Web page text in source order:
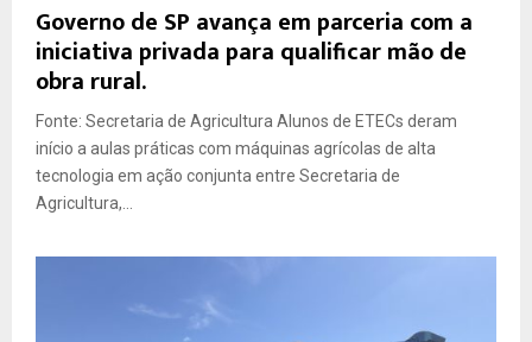
Governo de SP avança em parceria com a
iniciativa privada para qualificar mão de
obra rural.
Fonte: Secretaria de Agricultura Alunos de ETECs deram
início a aulas práticas com máquinas agrícolas de alta
tecnologia em ação conjunta entre Secretaria de
Agricultura,...